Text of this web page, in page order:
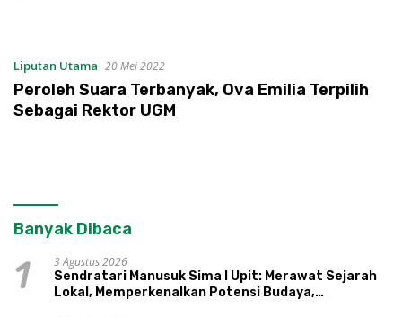
Liputan Utama 20 Mei 2022
Peroleh Suara Terbanyak, Ova Emilia Terpilih
Sebagai Rektor UGM
Banyak Dibaca
1
3 Agustus 2026
Sendratari Manusuk Sima I Upit: Merawat Sejarah
Lokal, Memperkenalkan Potensi Budaya,